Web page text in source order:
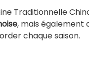
Traditionnelle
, mais également
chaque saison.